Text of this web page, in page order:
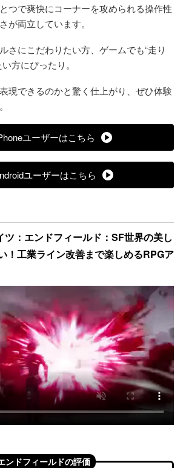
つで爽快にコーナーを攻められる操作性
が両立しています。
さにこだわりたい方、ゲームでも“走り
方にぴったり。
現できるのかと驚く仕上がり、ぜひ体験
ユーザーはこちら
ユーザーはこちら
ツ：エンドフィールド：SF世界の美し
！工業ライン改善まで楽しめるRPGア
ンドフィールドの評価